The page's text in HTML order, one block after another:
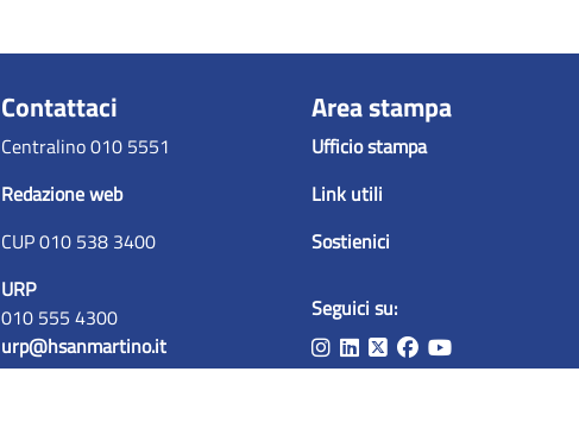
Contattaci
Centralino 010 5551
Redazione web
CUP 010 538 3400
URP
010 555 4300
urp@hsanmartino.it
Area stampa
Ufficio stampa
Link utili
Sostienici
Seguici su: